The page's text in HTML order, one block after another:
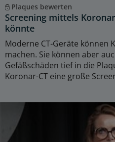
Plaques bewerten
Screening mittels
könnte
Moderne CT-Geräte können
machen. Sie können aber
Gefäßschäden tief in die
Koronar-CT eine große